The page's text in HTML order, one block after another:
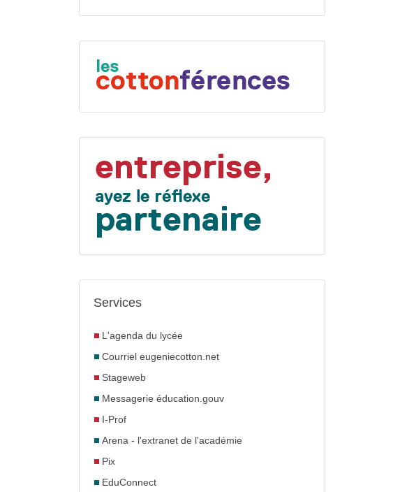
Services
L'agenda du lycée
Courriel eugeniecotton.net
Stageweb
Messagerie éducation.gouv
I-Prof
Arena - l'extranet de l'académie
Pix
EduConnect